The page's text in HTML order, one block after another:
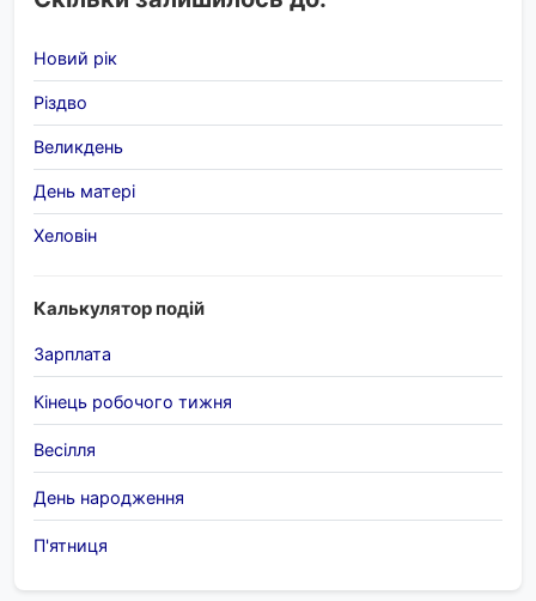
Новий рік
Різдво
Великдень
День матері
Хеловін
Калькулятор подій
Зарплата
Кінець робочого тижня
Весілля
День народження
П'ятниця